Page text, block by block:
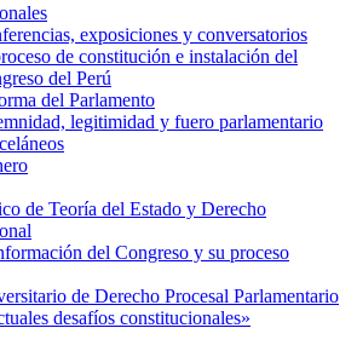
exposiciones y conversatorios
de constitución e instalación del
del Perú
del Parlamento
legitimidad y fuero parlamentario
de Teoría del Estado y Derecho
del Congreso y su proceso
de Derecho Procesal Parlamentario
desafíos constitucionales»